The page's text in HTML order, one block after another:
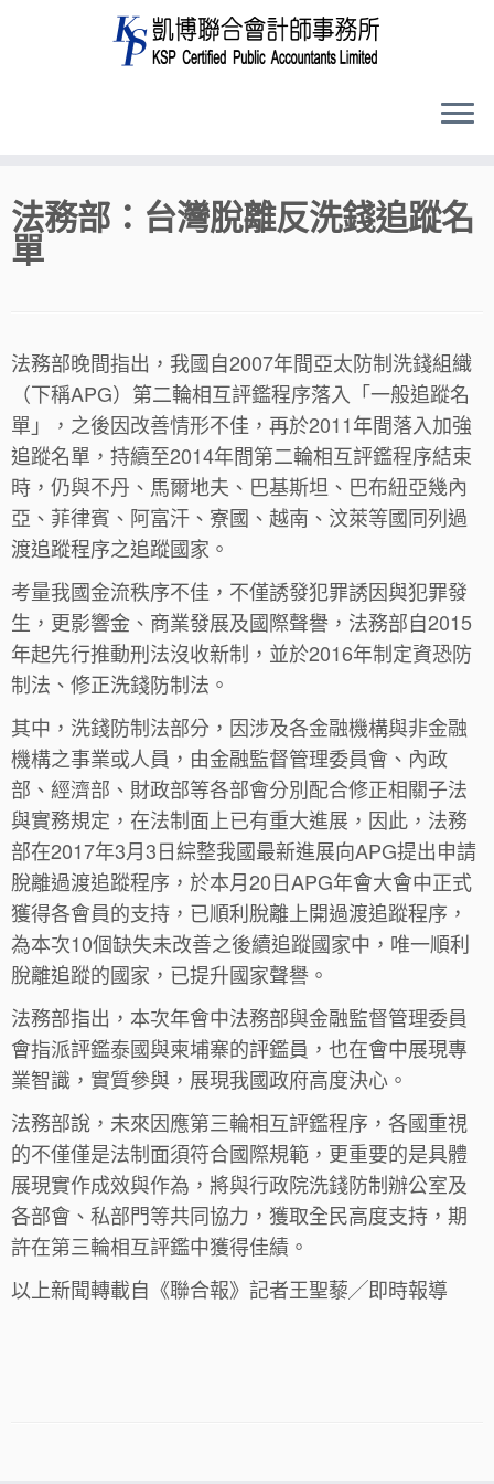
to
content
法務部：台灣脫離反洗錢追蹤名
單
法務部晚間指出，我國自2007年間亞太防制洗錢組織
（下稱APG）第二輪相互評鑑程序落入「一般追蹤名
單」，之後因改善情形不佳，再於2011年間落入加強
追蹤名單，持續至2014年間第二輪相互評鑑程序結束
時，仍與不丹、馬爾地夫、巴基斯坦、巴布紐亞幾內
亞、菲律賓、阿富汗、寮國、越南、汶萊等國同列過
渡追蹤程序之追蹤國家。
考量我國金流秩序不佳，不僅誘發犯罪誘因與犯罪發
生，更影響金、商業發展及國際聲譽，法務部自2015
年起先行推動刑法沒收新制，並於2016年制定資恐防
制法、修正洗錢防制法。
其中，洗錢防制法部分，因涉及各金融機構與非金融
機構之事業或人員，由金融監督管理委員會、內政
部、經濟部、財政部等各部會分別配合修正相關子法
與實務規定，在法制面上已有重大進展，因此，法務
部在2017年3月3日綜整我國最新進展向APG提出申請
脫離過渡追蹤程序，於本月20日APG年會大會中正式
獲得各會員的支持，已順利脫離上開過渡追蹤程序，
為本次10個缺失未改善之後續追蹤國家中，唯一順利
脫離追蹤的國家，已提升國家聲譽。
法務部指出，本次年會中法務部與金融監督管理委員
會指派評鑑泰國與柬埔寨的評鑑員，也在會中展現專
業智識，實質參與，展現我國政府高度決心。
法務部說，未來因應第三輪相互評鑑程序，各國重視
的不僅僅是法制面須符合國際規範，更重要的是具體
展現實作成效與作為，將與行政院洗錢防制辦公室及
各部會、私部門等共同協力，獲取全民高度支持，期
許在第三輪相互評鑑中獲得佳績。
以上新聞轉載自《聯合報》記者王聖藜╱即時報導